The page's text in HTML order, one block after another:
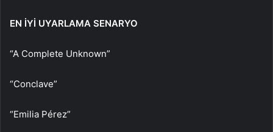
EN İYİ UYARLAMA SENARYO
“A Complete Unknown”
“Conclave”
“Emilia Pérez”